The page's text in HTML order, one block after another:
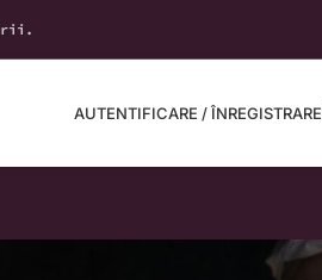
AUTENTIFICARE / ÎNREGISTRARE